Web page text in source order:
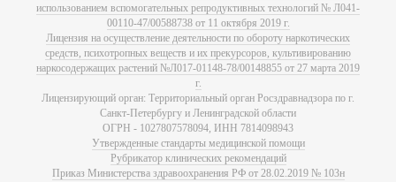
использованием вспомогательных репродуктивных технологий № Л041-
00110-47/00588738 от 11 октября 2019 г.
Лицензия на осуществление деятельности по обороту наркотических
средств, психотропных веществ и их прекурсоров, культивированию
наркосодержащих растений №Л017-01148-78/00148855 от 27 марта 2019
г.
Лицензирующий орган: Территориальный орган Росздравнадзора по г.
Санкт-Петербургу и Ленинградской области
ОГРН - 1027807578094, ИНН 7814098943
Утвержденные стандарты медицинской помощи
Рубрикатор клинических рекомендаций
Приказ Министерства здравоохранения РФ от 28.02.2019 № 103н